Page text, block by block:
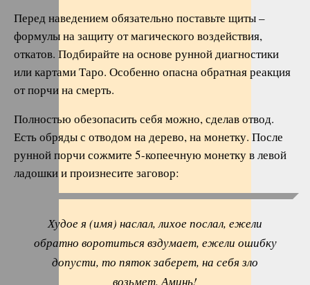
Перед наведением обязательно поставьте щиты –
формулы на защиту от магического воздействия,
откатов. Подбирайте на основе рунной диагностики
или картами Таро. Особенно опасна обратная реакция
от порчи на смерть.
Полностью обезопасить себя можно, сделав отвод.
Есть обряды с отводом на дерево, на монетку. После
рунной порчи сожмите 5-копеечную монетку в левой
ладошки и произнесите заговор:
Худое я (имя) наслал, лихое послал, ежели
обратно воротиться вздумает, ежели ошибку
допусти, то пяток заберет, на себя зло
возьмет. Аминь!